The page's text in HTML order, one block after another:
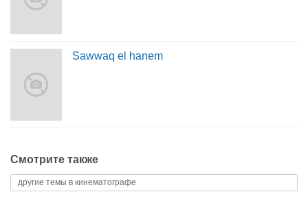
Sawwaq el hanem
Смотрите также
другие темы в кинематографе